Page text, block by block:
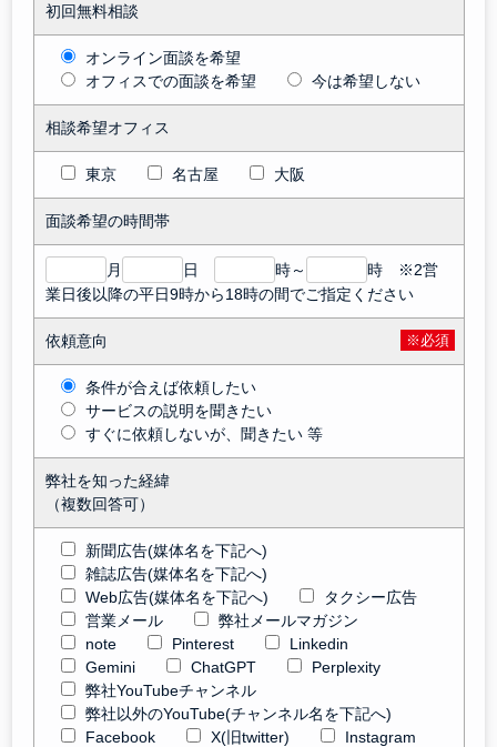
初回無料相談
オンライン面談を希望
オフィスでの面談を希望
今は希望しない
相談希望オフィス
東京 名古屋 大阪
面談希望の時間帯
月 日 時～
時 ※2営
業日後以降の平日9時から18時の間でご指定ください
依頼意向 ※必須
条件が合えば依頼したい
サービスの説明を聞きたい
すぐに依頼しないが、聞きたい 等
弊社を知った経緯
（複数回答可）
新聞広告(媒体名を下記へ)
雑誌広告(媒体名を下記へ)
Web広告(媒体名を下記へ)
タクシー広告
営業メール
弊社メールマガジン
note
Pinterest
Linkedin
Gemini
ChatGPT
Perplexity
弊社YouTubeチャンネル
弊社以外のYouTube(チャンネル名を下記へ)
Facebook
X(旧twitter)
Instagram